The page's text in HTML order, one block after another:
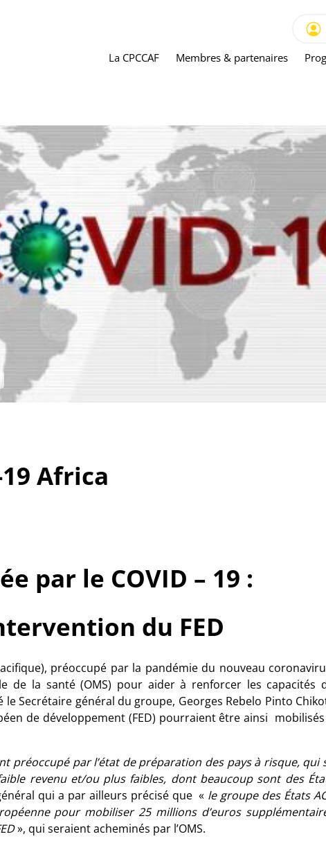
La CPCCAF Membres & partenaires
Africa
par le COVID – 19 :
du FED
préoccupé par la pandémie du nouveau
de la santé (OMS) pour aider à renforcer les capacités
Secrétaire général du groupe, Georges Rebelo Pinto
de développement (FED) pourraient être ainsi
préoccupé par l’état de préparation des pays à risque, qui
revenu et/ou plus faibles, dont beaucoup sont des
qui a par ailleurs précisé que « le groupe des États
pour mobiliser 25 millions d’euros
», qui seraient acheminés par l’OMS.